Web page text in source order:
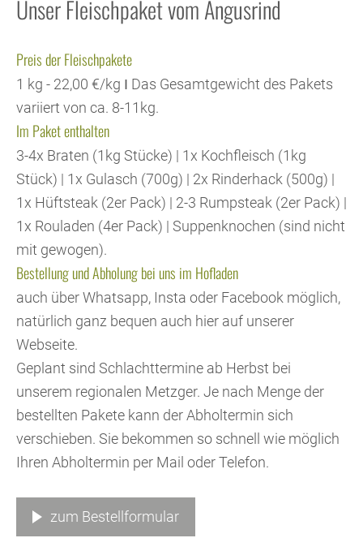
Unser Fleischpaket vom Angusrind
Preis der Fleischpakete
1 kg - 22,00 €/kg Ι Das Gesamtgewicht des Pakets
variiert von ca. 8-11kg.
Im Paket enthalten
3-4x Braten (1kg Stücke) | 1x Kochfleisch (1kg
Stück) | 1x Gulasch (700g) | 2x Rinderhack (500g) |
1x Hüftsteak (2er Pack) | 2-3 Rumpsteak (2er Pack) |
1x Rouladen (4er Pack) | Suppenknochen (sind nicht
mit gewogen).
Bestellung und Abholung bei uns im Hofladen
auch über Whatsapp, Insta oder Facebook möglich,
natürlich ganz bequen auch hier auf unserer
Webseite.
Geplant sind Schlachttermine ab Herbst bei
unserem regionalen Metzger. Je nach Menge der
bestellten Pakete kann der Abholtermin sich
verschieben. Sie bekommen so schnell wie möglich
Ihren Abholtermin per Mail oder Telefon.
zum Bestellformular